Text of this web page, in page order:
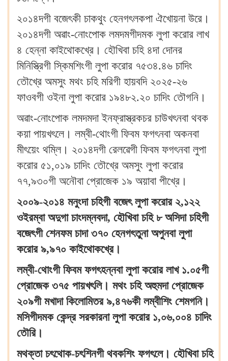
২০১৪দগী বজেৎকী চাকথুং হেনগৎলকপা ঐখোয়না উরে।
২০১৪দগী অৱাং-নোংপোক লমদমগীদমক লুপা করোর লাখ
৪ হেন্না কাইথোকখ্রে। হৌখিবা চহি ৪দা দোনর
মিনিস্ত্রিগী স্কিমশিংগী লুপা করোর ৭৫৩৪.৪৬ চাদিং
তৌখ্রে অমসুং মথং চহি মরিগী হায়বদি ২০২৫-২৬
ফাওবগী ওইনা লুপা করোর ১৯৪৮২.২০ চাদিং তৌগনি।
অৱাং-নোংপোক লমদমদা ইনফ্রাস্ত্রকচর চাউখৎনবা থবক
কয়া পায়খৎলে। লম্বী-থোংগী ফিবম ফগৎনবা অকনবা
মীৎয়েং থম্লি। ২০১৪দগী রেলৱেগী ফিবম ফগৎনবা লুপা
করোর ৫১,০১৯ চাদিং তৌখ্রে অমসুং লুপা করোর
৭৭,৯৩০গী অনৌবা প্রোজেক ১৯ অয়াবা পীখ্রে।
২০০৯-২০১৪ মনুংদা চহিগী বজেৎ লুপা করোর ২,১২২
ওইরম্বা অদুগা চাংদম্নবদা, হৌখিবা চহি ৮ অসিদা চহিগী
বজেৎগী শেনফম চাদা ৩৭০ হেনগৎতুনা অপুনবা লুপা
করোর ৯,৯৭০ কাইথোকখ্রে।
লম্বী-থোংগী ফিবম ফগৎহন্নবা লুপা করোর লাখ ১.০৫গী
প্রোজেক ৩৭৫ পায়খৎলি। মথং চহি অহুমদা প্রোজেক
২০৯গী মখাদা কিলোমিতর ৯,৪৭৬কী লম্বীশিং শেমগনি।
মসিগীদমক কেন্দ্র সরকারনা লুপা করোর ১,০৬,০০৪ চাদিং
তৌরি।
মথক্তা চৎথোক-চৎশিনগী থবকশিং ফগৎলে। হৌখিবা চহি